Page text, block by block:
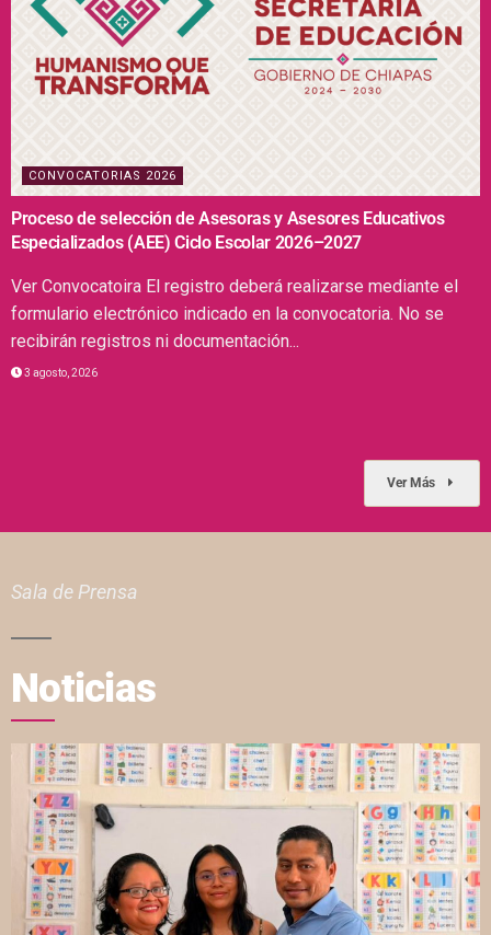
CONVOCATORIAS 2026
Proceso de selección de Asesoras y Asesores Educativos
Especializados (AEE) Ciclo Escolar 2026–2027
Ver Convocatoira El registro deberá realizarse mediante el
formulario electrónico indicado en la convocatoria. No se
recibirán registros ni documentación...
3 agosto, 2026
Ver Más
Sala de Prensa
Noticias